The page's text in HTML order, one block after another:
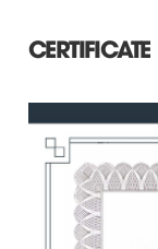
CERTIFICATE